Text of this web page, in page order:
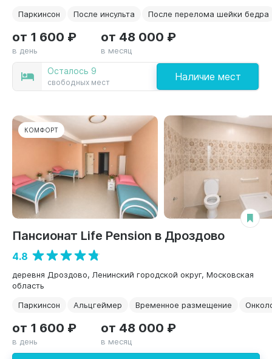
Паркинсон
После инсульта После перелома шейки бедра
Осталось 9
свободных мест Наличие мест
от 1 600 ₽
в день
от 48 000 ₽
в месяц
КОМФОРТ
Пансионат Life Pension в Дроздово
4.8
деревня Дроздово, Ленинский городской округ, Московская
область
Паркинсон
Альцгеймер Временное размещение
от 1 600 ₽
в день
от 48 000 ₽
в месяц